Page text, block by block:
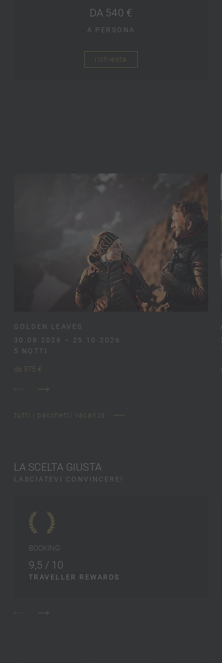
DA 540 €
A PERSONA
richiesta
GOLDEN LEAVES
30.08.2026 – 25.10.2026
5 NOTTI
da 975 €
tutti i pacchetti vacanza
LA SCELTA GIUSTA
LASCIATEVI CONVINCERE!
BOOKING
9,5 / 10
TRAVELLER REWARDS